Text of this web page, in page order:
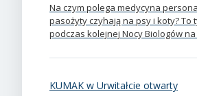
Na czym polega medycyna
pasożyty czyhają na psy i koty?
podczas kolejnej Nocy Biologów
KUMAK w Urwitałcie otwarty